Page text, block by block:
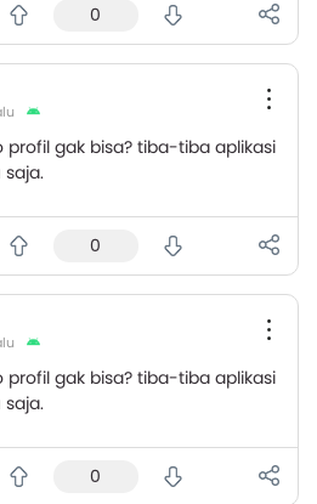
0
gak bisa? tiba-tiba aplikasi
saja.
0
gak bisa? tiba-tiba aplikasi
saja.
0